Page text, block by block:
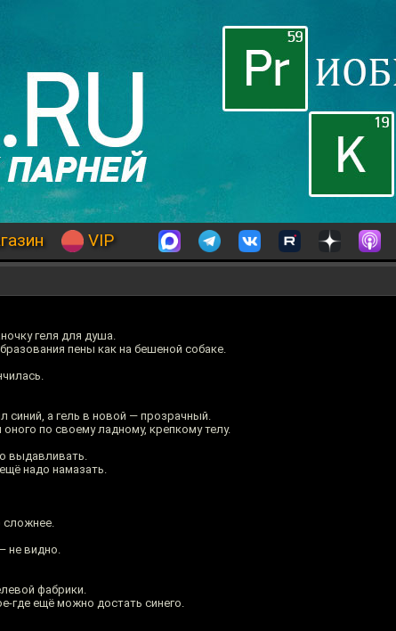
VIP
геля для душа.
пены как на бешеной собаке.
синий, а гель в новой — прозрачный.
по своему ладному, крепкому телу.
выдавливать.
надо намазать.
сложнее.
не видно.
фабрики.
где ещё можно достать синего.